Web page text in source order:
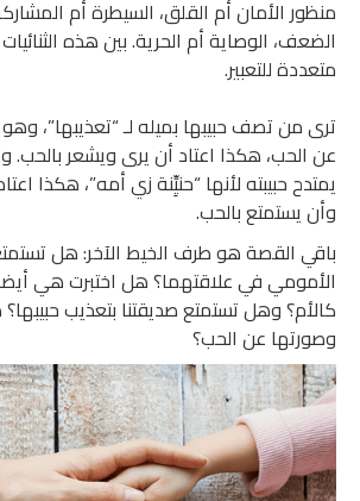
منظور الأمان أم القلق، السيطرة أم
الضعف، الوصاية أم الحرية. بين هذه
متعددة للتعبير.
ترى من تصف حبيبها بميله لـ “تعذيبها”،
عن الحب، هكذا اعتاد أن يرى ويشعر بالحب.
يمتدح حبيبته لأنها “حنيِِّنة زي أمه”، هكذا
وأن يستمتع بالحب.
باقي القصة هو طرف الخيط الآخر: هل تستمتع
الأمومي في علاقتهما؟ هل اختبرت هي
كالأم؟ وهل تستمتع صديقتنا بتعذيب
وصورتها عن الحب؟